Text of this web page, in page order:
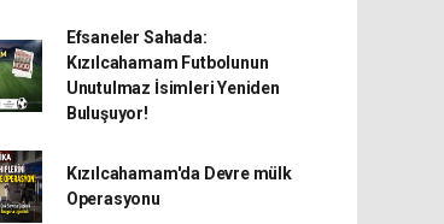
Efsaneler Sahada:
Kızılcahamam Futbolunun
Unutulmaz İsimleri Yeniden
Buluşuyor!
Kızılcahamam'da Devre mülk
Operasyonu